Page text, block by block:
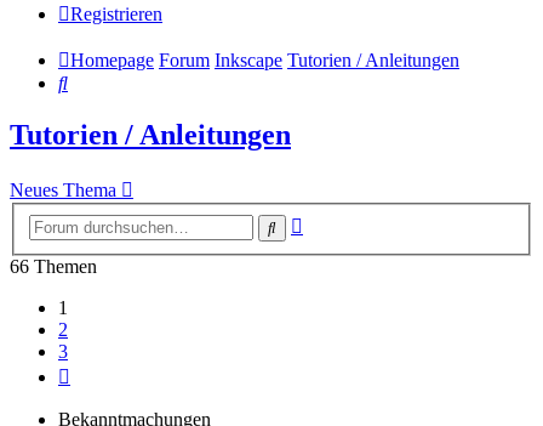
Registrieren
Homepage Forum Inkscape Tutorien / Anleitungen
Suche
Tutorien / Anleitungen
Neues Thema
Suche
66 Themen
1
2
3
Bekanntmachungen